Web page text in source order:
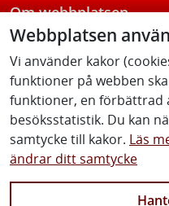
Webbplatsen
Vi använder kakor
funktioner på webben
funktioner, en förbättrad
besöksstatistik. Du kan
samtycke till kakor. Läs
ändrar ditt samtycke
Om webbplatsen
Följ oss
Facebook Youtube